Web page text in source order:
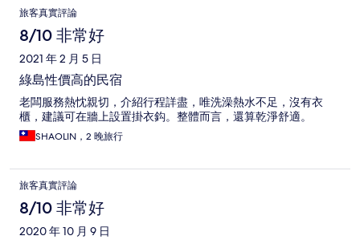
旅客真實評論
8/10 非常好
2021 年 2 月 5 日
綠島性價高的民宿
老闆服務熱忱親切，介紹行程詳盡，唯洗澡熱水不足，沒有衣
櫃，建議可在牆上設置掛衣鈎。整體而言，還算乾淨舒適。
SHAOLIN，2 晚旅行
旅客真實評論
8/10 非常好
2020 年 10 月 9 日